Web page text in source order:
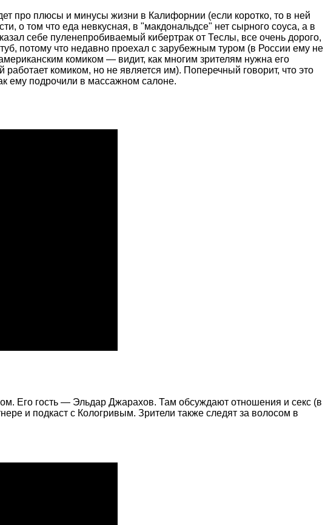
про плюсы и минусы жизни в Калифорнии (если коротко, то в ней
о том что еда невкусная, в "макдональдсе" нет сырного соуса, а в
себе пуленепробиваемый кибертрак от Теслы, все очень дорого,
потому что недавно проехал с зарубежным туром (в России ему не
комиком — видит, как многим зрителям нужна его
комиком, но не является им). Поперечный говорит, что это
ему подрочили в массажном салоне.
Его гость — Эльдар Джарахов. Там обсуждают отношения и секс (в
и подкаст с Кологривым. Зрители также следят за волосом в